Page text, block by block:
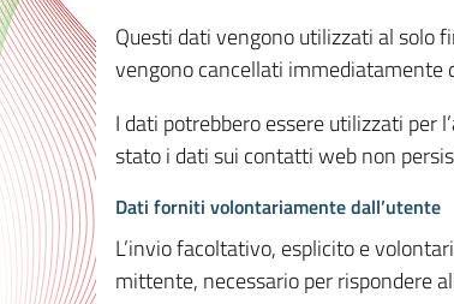
Questi dati vengono utilizzati al solo
vengono cancellati immediatamente
I dati potrebbero essere utilizzati per
stato i dati sui contatti web non
Dati forniti volontariamente dall’utente
L’invio facoltativo, esplicito e
mittente, necessario per rispondere